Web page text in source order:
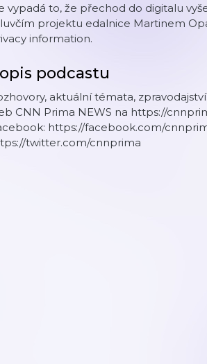
vypadá to, že přechod do digitalu
projektu edalnice Martinem
information.
podcastu
aktuální témata,
CNN Prima NEWS na https://
https://facebook.com/
twitter.com/cnnprima